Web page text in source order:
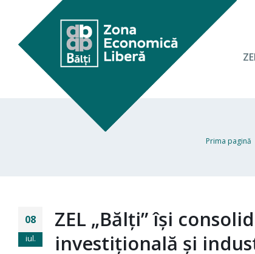
Prima pagină
08
iul.
ZEL „Bălți” își
investițională și